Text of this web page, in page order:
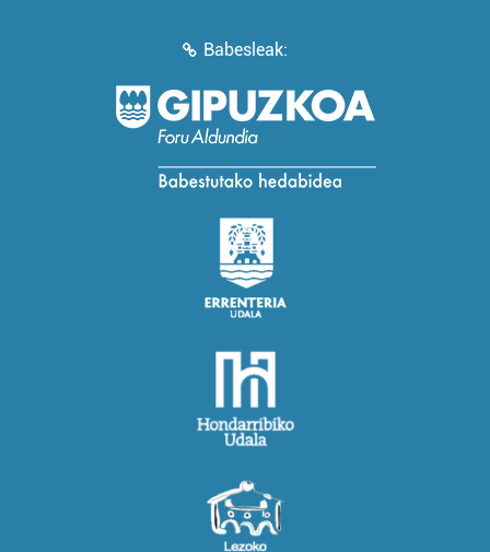
Babesleak: